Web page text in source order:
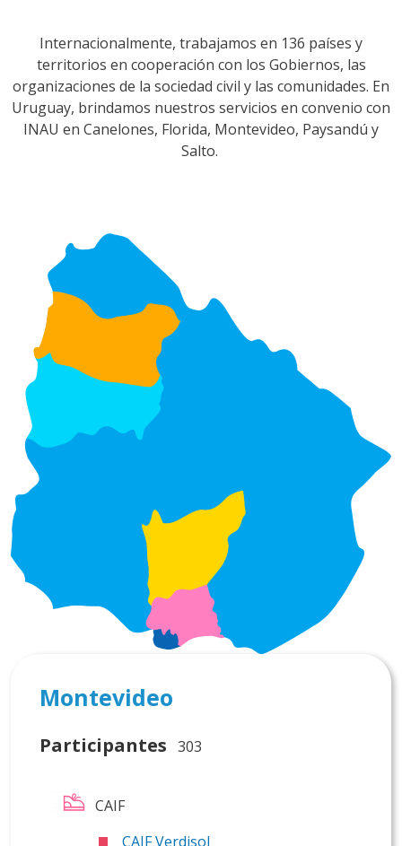
Internacionalmente, trabajamos en 136 países y
territorios en cooperación con los Gobiernos, las
organizaciones de la sociedad civil y las comunidades. En
Uruguay, brindamos nuestros servicios en convenio con
INAU en Canelones, Florida, Montevideo, Paysandú y
Salto.
Montevideo
Participantes 303
CAIF
CAIF Verdisol